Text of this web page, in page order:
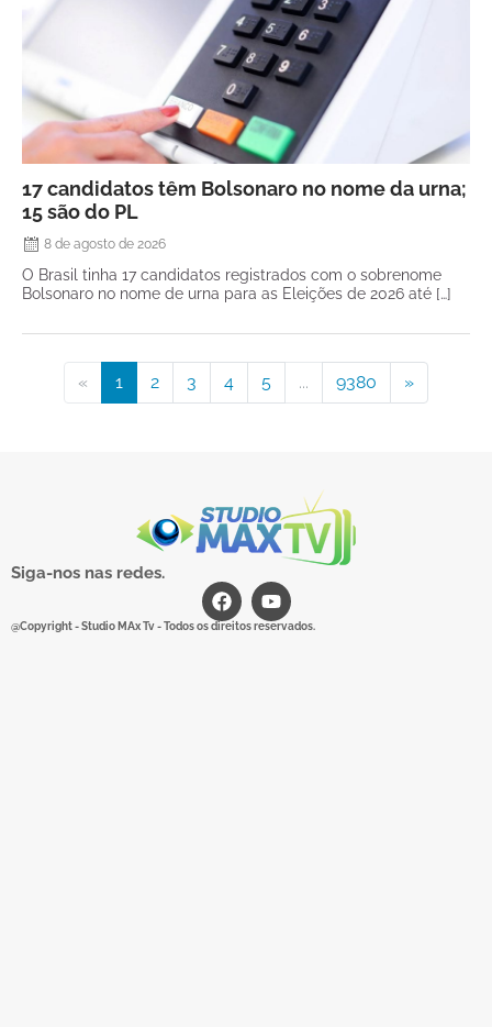
17 candidatos têm Bolsonaro no nome da urna;
15 são do PL
8 de agosto de 2026
O Brasil tinha 17 candidatos registrados com o sobrenome
Bolsonaro no nome de urna para as Eleições de 2026 até […]
« 1 2 3 4 5 ... 9380 »
Siga-nos nas redes.
@Copyright - Studio MAx Tv - Todos os direitos reservados.